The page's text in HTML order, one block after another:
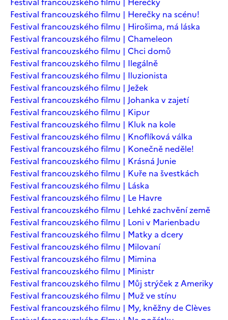
Festival francouzského filmu | Herečky na scénu!
Festival francouzského filmu | Hirošima, má láska
Festival francouzského filmu | Chameleon
Festival francouzského filmu | Chci domů
Festival francouzského filmu | Ilegálně
Festival francouzského filmu | Iluzionista
Festival francouzského filmu | Ježek
Festival francouzského filmu | Johanka v zajetí
Festival francouzského filmu | Kipur
Festival francouzského filmu | Kluk na kole
Festival francouzského filmu | Knoflíková válka
Festival francouzského filmu | Konečně neděle!
Festival francouzského filmu | Krásná Junie
Festival francouzského filmu | Kuře na švestkách
Festival francouzského filmu | Láska
Festival francouzského filmu | Le Havre
Festival francouzského filmu | Lehké zachvění země
Festival francouzského filmu | Loni v Marienbadu
Festival francouzského filmu | Matky a dcery
Festival francouzského filmu | Milovaní
Festival francouzského filmu | Mimina
Festival francouzského filmu | Ministr
Festival francouzského filmu | Můj strýček z Ameriky
Festival francouzského filmu | Muž ve stínu
Festival francouzského filmu | My, kněžny de Clèves